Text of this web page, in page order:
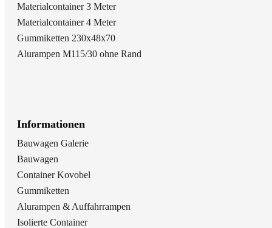
Materialcontainer 3 Meter
Materialcontainer 4 Meter
Gummiketten 230x48x70
Alurampen M115/30 ohne Rand
Informationen
Bauwagen Galerie
Bauwagen
Container Kovobel
Gummiketten
Alurampen & Auffahrrampen
Isolierte Container